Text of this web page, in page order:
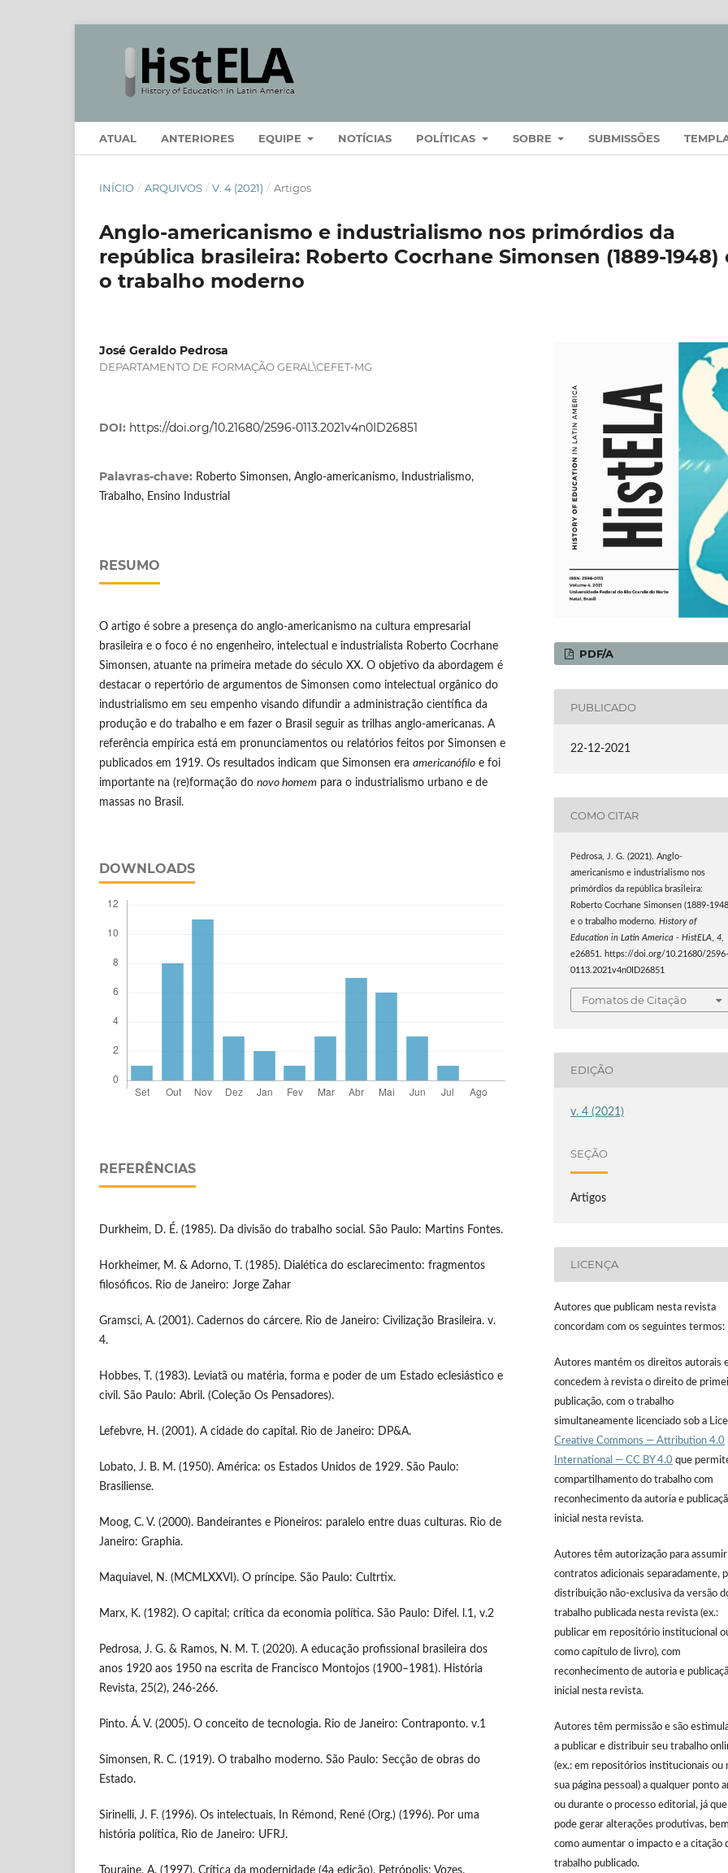
ATUAL ANTERIORES EQUIPE NOTÍCIAS POLÍTICAS SOBRE SUBMISSÕES
INÍCIO / ARQUIVOS / V. 4 (2021) / Artigos
Anglo-americanismo e industrialismo nos primórdios da
república brasileira: Roberto Cocrhane Simonsen (1889-1948)
o trabalho moderno
José Geraldo Pedrosa
DEPARTAMENTO DE FORMAÇÃO GERAL\CEFET-MG
DOI: https://doi.org/10.21680/2596-0113.2021v4n0ID26851
Palavras-chave: Roberto Simonsen, Anglo-americanismo, Industrialismo,
Trabalho, Ensino Industrial
RESUMO
O artigo é sobre a presença do anglo-americanismo na cultura empresarial
brasileira e o foco é no engenheiro, intelectual e industrialista Roberto Cocrhane
Simonsen, atuante na primeira metade do século XX. O objetivo da abordagem é
destacar o repertório de argumentos de Simonsen como intelectual orgânico do
industrialismo em seu empenho visando difundir a administração científica da
produção e do trabalho e em fazer o Brasil seguir as trilhas anglo-americanas. A
referência empírica está em pronunciamentos ou relatórios feitos por Simonsen e
publicados em 1919. Os resultados indicam que Simonsen era americanófilo e foi
importante na (re)formação do novo homem para o industrialismo urbano e de
massas no Brasil.
DOWNLOADS
REFERÊNCIAS
Durkheim, D. É. (1985). Da divisão do trabalho social. São Paulo: Martins Fontes.
Horkheimer, M. & Adorno, T. (1985). Dialética do esclarecimento: fragmentos
filosóficos. Rio de Janeiro: Jorge Zahar
Gramsci, A. (2001). Cadernos do cárcere. Rio de Janeiro: Civilização Brasileira. v.
4.
Hobbes, T. (1983). Leviatã ou matéria, forma e poder de um Estado eclesiástico e
civil. São Paulo: Abril. (Coleção Os Pensadores).
Lefebvre, H. (2001). A cidade do capital. Rio de Janeiro: DP&A.
Lobato, J. B. M. (1950). América: os Estados Unidos de 1929. São Paulo:
Brasiliense.
Moog, C. V. (2000). Bandeirantes e Pioneiros: paralelo entre duas culturas. Rio de
Janeiro: Graphia.
Maquiavel, N. (MCMLXXVI). O príncipe. São Paulo: Cultrtix.
Marx, K. (1982). O capital; crítica da economia política. São Paulo: Difel. l.1, v.2
Pedrosa, J. G. & Ramos, N. M. T. (2020). A educação profissional brasileira dos
anos 1920 aos 1950 na escrita de Francisco Montojos (1900–1981). História
Revista, 25(2), 246-266.
Pinto. Á. V. (2005). O conceito de tecnologia. Rio de Janeiro: Contraponto. v.1
Simonsen, R. C. (1919). O trabalho moderno. São Paulo: Secção de obras do
Estado.
Sirinelli, J. F. (1996). Os intelectuais, In Rémond, René (Org.) (1996). Por uma
história política, Rio de Janeiro: UFRJ.
Touraine, A. (1997). Crítica da modernidade (4a edição). Petrópolis: Vozes.
PDF/A
PUBLICADO
22-12-2021
COMO CITAR
Pedrosa, J. G. (2021). Anglo-
americanismo e industrialismo nos
primórdios da república brasileira:
Roberto Cocrhane Simonsen (1889-
e o trabalho moderno.History of
Education in Latin America - HistELA,4,
e26851. https://doi.org/10.21680/2596-
0113.2021v4n0ID26851
Fomatos de Citação
EDIÇÃO
v. 4 (2021)
SEÇÃO
Artigos
LICENÇA
Autores que publicam nesta revista
concordam com os seguintes termos:
Autores mantém os direitos autorais
concedem à revista o direito de
publicação, com o trabalho
simultaneamente licenciado sob a
Creative Commons — Attribution 4.0
International — CC BY 4.0 que
compartilhamento do trabalho com
reconhecimento da autoria e
inicial nesta revista.
Autores têm autorização para assumir
contratos adicionais separadamente,
distribuição não-exclusiva da versão
trabalho publicada nesta revista (ex.:
publicar em repositório institucional
como capítulo de livro), com
reconhecimento de autoria e
inicial nesta revista.
Autores têm permissão e são
a publicar e distribuir seu trabalho
(ex.: em repositórios institucionais ou
sua página pessoal) a qualquer ponto
ou durante o processo editorial, já
pode gerar alterações produtivas, bem
como aumentar o impacto e a citação
trabalho publicado.